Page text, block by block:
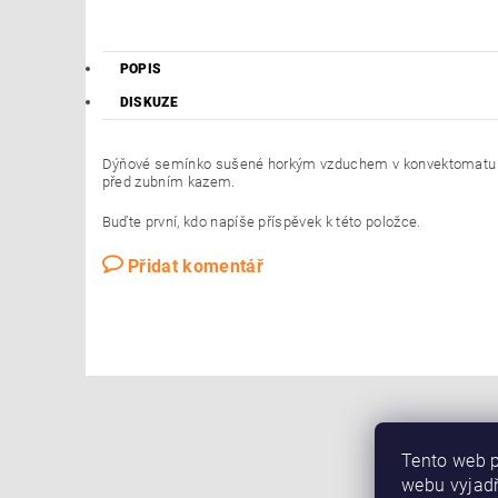
POPIS
DISKUZE
Dýňové semínko sušené horkým vzduchem v
před zubním kazem.
Buďte první, kdo napíše příspěvek k této položce.
Přidat komentář
Tento web
webu